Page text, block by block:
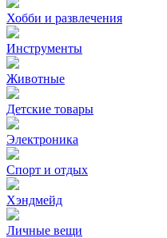
Хобби и развлечения
Инструменты
Животные
Детские товары
Электроника
Спорт и отдых
Хэндмейд
Личные вещи